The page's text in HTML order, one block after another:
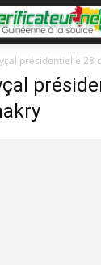
présidentielle 28